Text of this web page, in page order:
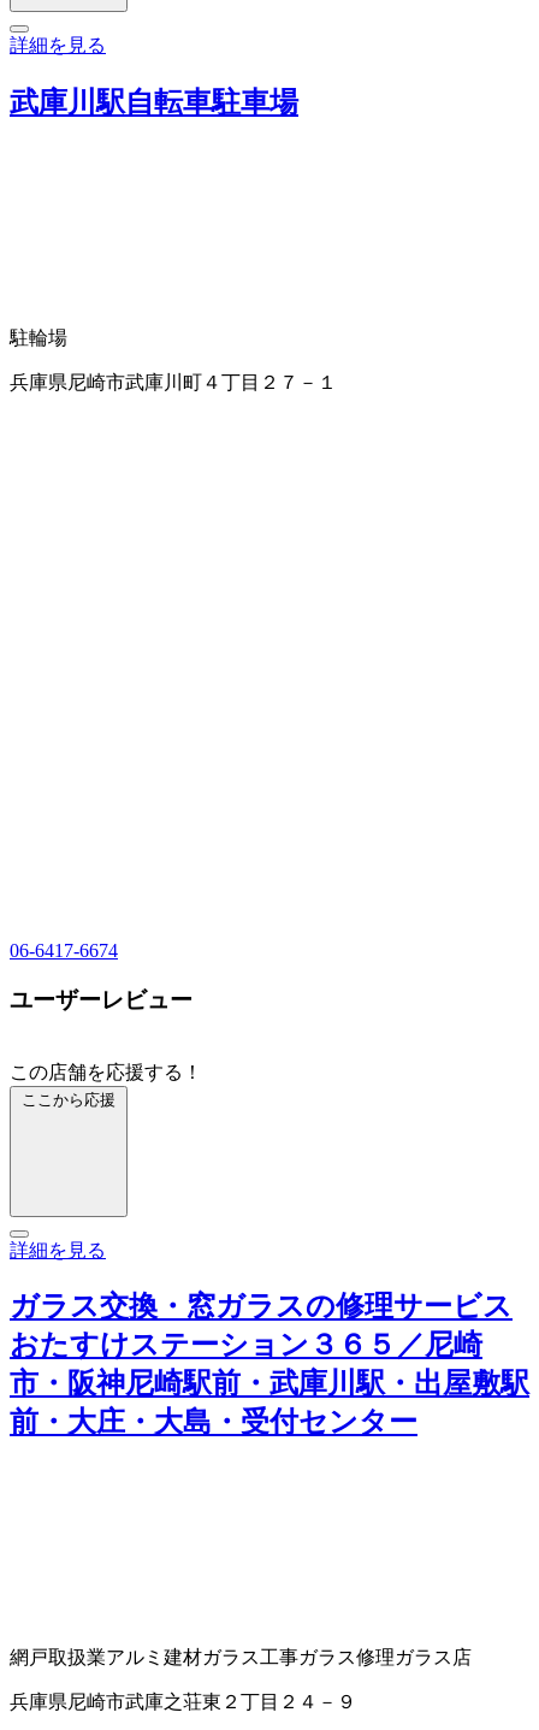
詳細を見る
武庫川駅自転車駐車場
駐輪場
兵庫県尼崎市武庫川町４丁目２７－１
06-6417-6674
ユーザーレビュー
この店舗を応援する！
ここから応援
詳細を見る
ガラス交換・窓ガラスの修理サービス
おたすけステーション３６５／尼崎
市・阪神尼崎駅前・武庫川駅・出屋敷駅
前・大庄・大島・受付センター
網戸取扱業アルミ建材ガラス工事ガラス修理ガラス店
兵庫県尼崎市武庫之荘東２丁目２４－９